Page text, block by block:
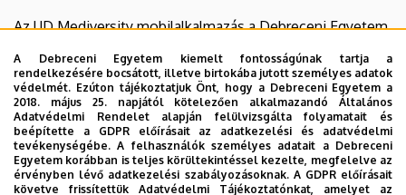
A Debreceni Egyetem kiemelt fontosságúnak tartja a
rendelkezésére bocsátott, illetve birtokába jutott személyes adatok
védelmét. Ezúton tájékoztatjuk Önt, hogy a Debreceni Egyetem a
2018. május 25. napjától kötelezően alkalmazandó Általános
Adatvédelmi Rendelet alapján felülvizsgálta folyamatait és
beépítette a GDPR előírásait az adatkezelési és adatvédelmi
tevékenységébe. A felhasználók személyes adatait a Debreceni
Egyetem korábban is teljes körültekintéssel kezelte, megfelelve az
érvényben lévő adatkezelési szabályozásoknak. A GDPR előírásait
követve frissítettük Adatvédelmi Tájékoztatónkat, amelyet az
Az UD Mediversity mobilalkalmazás a Debreceni Egyetem
előremutató fejlesztése, melynek célja, hogy a betegek
és a hozzátartozók egyszerűen, gyorsan
eligazodhassanak a Klinikai Központ szolgáltatásai
között, mert az Ön egészsége a mi prioritásunk. A
Debreceni Egyetem egészségügyi ellátáskereső
alkalmazása lehetővé teszi felhasználói számára az
egyetem egészségügyi információihoz való naprakész